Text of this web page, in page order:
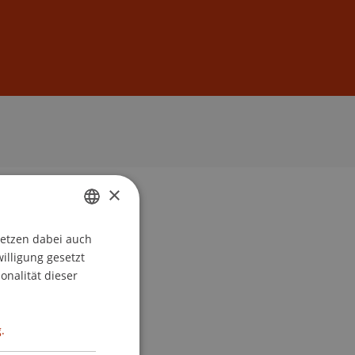
GERMAN
ENGLISH
×
dabei auch
gesetzt
dieser